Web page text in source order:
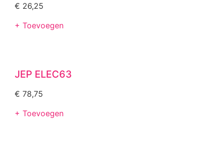
€ 26,25
+ Toevoegen
JEP ELEC63
€ 78,75
+ Toevoegen